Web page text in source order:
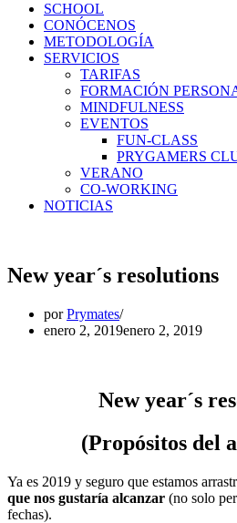
SCHOOL
CONÓCENOS
METODOLOGÍA
SERVICIOS
TARIFAS
FORMACIÓN
MINDFULNESS
EVENTOS
FUN-CLASS
PRYGAMERS
VERANO
CO-WORKING
NOTICIAS
New year´s resolutions
porPrymates
enero 2, 2019enero 2, 2019
New year´s
(Propósitos del
Ya es 2019 y seguro que estamos
que nos gustaría alcanzar (no solo
fechas).